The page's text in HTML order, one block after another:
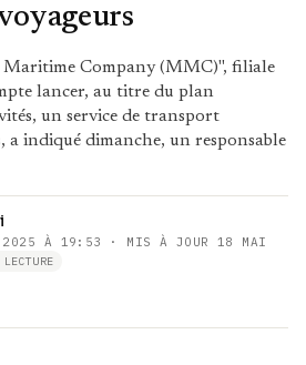
Maritime Company (MMC)", filiale
lancer, au titre du plan
un service de transport
a indiqué dimanche, un responsable
À 19:53
· MIS À JOUR 18 MAI